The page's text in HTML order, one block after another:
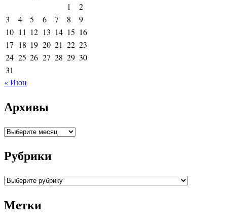
1
2
3
4 5 6 7 8
9
10 11 12 13 14 15 16
17 18 19 20 21 22 23
24 25 26 27 28 29 30
31
« Июн
Архивы
Архивы
Рубрики
Рубрики
Метки